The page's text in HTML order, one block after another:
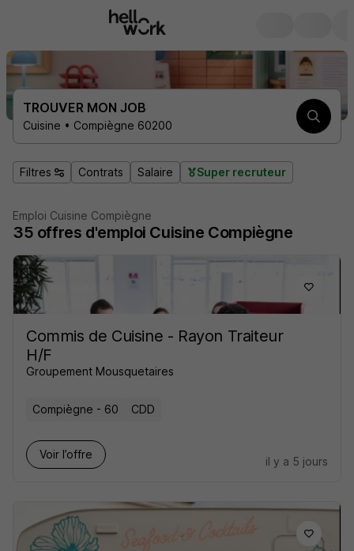
TROUVER MON JOB
Cuisine • Compiègne 60200
Filtres Contrats Salaire Super recruteur
Emploi Cuisine Compiègne
35 offres d'emploi Cuisine Compiègne
Commis de Cuisine - Rayon Traiteur
H/F
Groupement Mousquetaires
Compiègne - 60 CDD
Voir l’offre
il y a 5 jours